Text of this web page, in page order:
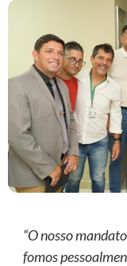
“O nosso
fomos